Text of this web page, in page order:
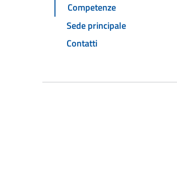
Competenze
Sede principale
Contatti